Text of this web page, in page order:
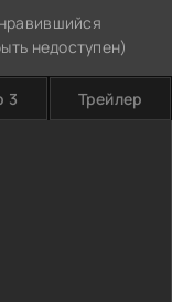
недоступен)
3 Трейлер